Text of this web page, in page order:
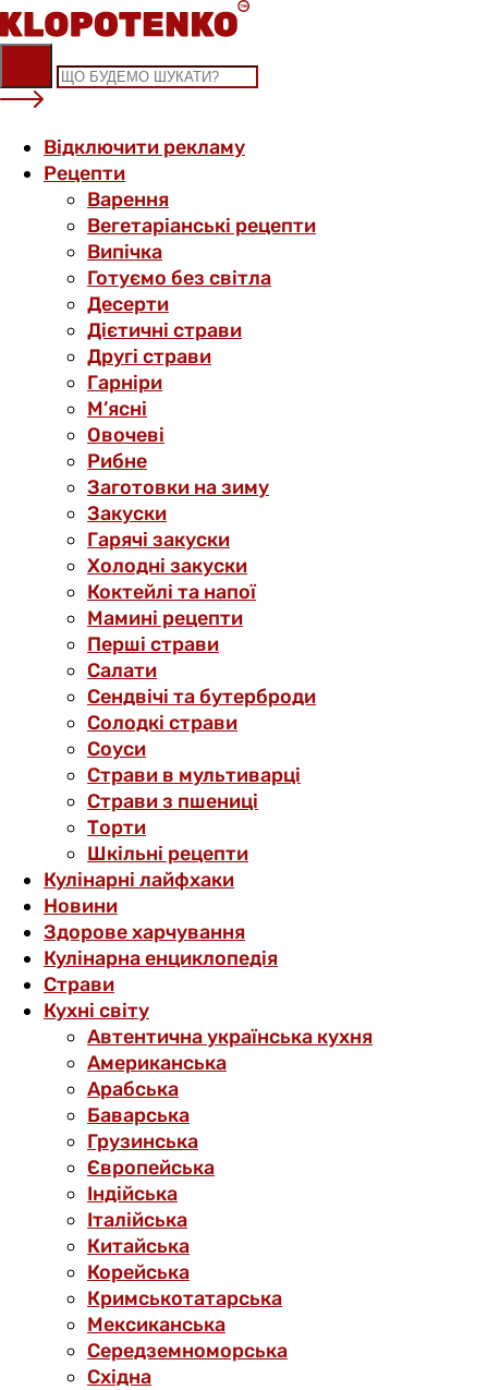
Skip
to
content
Відключити рекламу
Рецепти
Варення
Вегетаріанські рецепти
Випічка
Готуємо без світла
Десерти
Дієтичні страви
Другі страви
Гарніри
М’ясні
Овочеві
Рибне
Заготовки на зиму
Закуски
Гарячі закуски
Холодні закуски
Коктейлі та напої
Мамині рецепти
Перші страви
Салати
Сендвічі та бутерброди
Солодкі страви
Соуси
Страви в мультиварці
Страви з пшениці
Торти
Шкільні рецепти
Кулінарні лайфхаки
Новини
Здорове харчування
Кулінарна енциклопедія
Страви
Кухні світу
Автентична українська кухня
Американська
Арабська
Баварська
Грузинська
Європейська
Індійська
Італійська
Китайська
Корейська
Кримськотатарська
Мексиканська
Середземноморська
Східна